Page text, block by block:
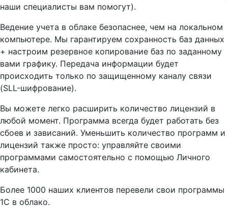
наши специалисты вам помогут).
Ведение учета в облаке безопаснее, чем на локальном
компьютере. Мы гарантируем сохранность баз данных
+ настроим резервное копирование баз по заданному
вами графику. Передача информации будет
происходить только по защищенному каналу связи
(SLL-шифрование).
Вы можете легко расширить количество лицензий в
любой момент. Программа всегда будет работать без
сбоев и зависаний. Уменьшить количество программ и
лицензий также просто: управляйте своими
программами самостоятельно с помощью Личного
кабинета.
Более 1000 наших клиентов перевели свои программы
1С в облако.